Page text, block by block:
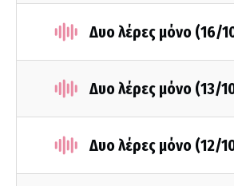
Δυο λέρες μόνο (16/
Δυο λέρες μόνο (13/
Δυο λέρες μόνο (12/